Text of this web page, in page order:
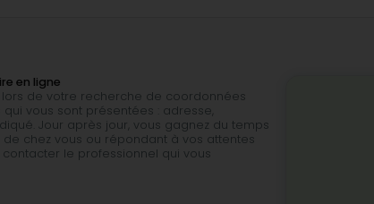
en ligne
de votre recherche de coordonnées
vous sont présentées : adresse,
Jour après jour, vous gagnez du temps
chez vous ou répondant à vos attentes
le professionnel qui vous